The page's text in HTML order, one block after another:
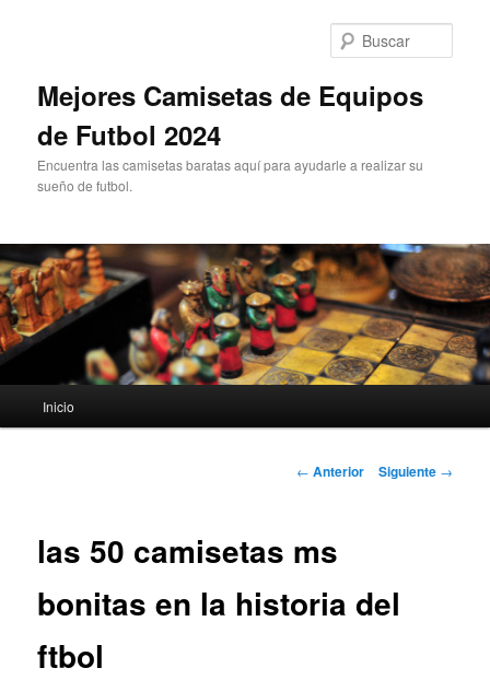
Mejores Camisetas de Equipos
de Futbol 2024
Encuentra las camisetas baratas aquí para ayudarle a realizar su
sueño de futbol.
principal
Inicio
Navegación
← Anterior Siguiente →
las 50 camisetas ms
bonitas en la historia del
ftbol